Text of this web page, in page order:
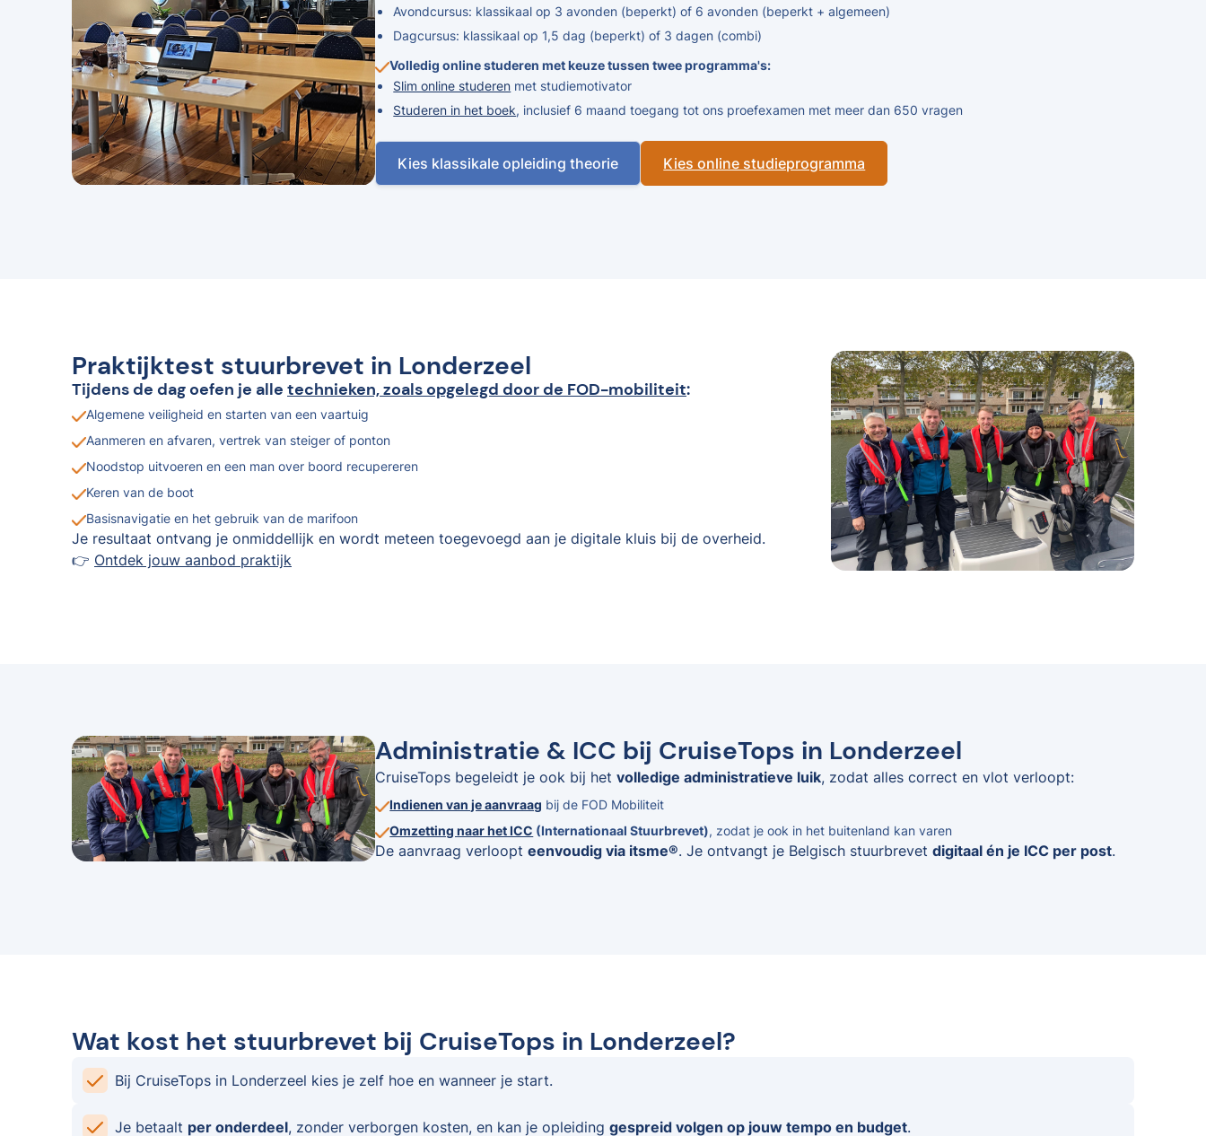
Avondcursus: klassikaal op 3 avonden (beperkt) of 6 avonden (beperkt + algemeen)
Dagcursus: klassikaal op 1,5 dag (beperkt) of 3 dagen (combi)
Volledig online studeren met keuze tussen twee programma's:
Slim online studeren met studiemotivator
Studeren in het boek, inclusief 6 maand toegang tot ons proefexamen met meer dan 650 vragen
Kies klassikale opleiding theorie Kies online studieprogramma
Praktijktest stuurbrevet in Londerzeel
Tijdens de dag oefen je alle technieken, zoals opgelegd door de FOD-mobiliteit:
Algemene veiligheid en starten van een vaartuig
Aanmeren en afvaren, vertrek van steiger of ponton
Noodstop uitvoeren en een man over boord recupereren
Keren van de boot
Basisnavigatie en het gebruik van de marifoon
Je resultaat ontvang je onmiddellijk en wordt meteen toegevoegd aan je digitale kluis bij de overheid.
👉 Ontdek jouw aanbod praktijk
Administratie & ICC bij CruiseTops in Londerzeel
CruiseTops begeleidt je ook bij hetvolledige administratieve luik, zodat alles correct en vlot verloopt:
Indienen van je aanvraag bij de FOD Mobiliteit
Omzetting naar het ICC (Internationaal Stuurbrevet), zodat je ook in het buitenland kan varen
De aanvraag verloopteenvoudig via itsme®. Je ontvangt je Belgisch stuurbrevetdigitaal én je ICC per post.
Wat kost het stuurbrevet bij CruiseTops in Londerzeel?
Bij CruiseTops in Londerzeel kies je zelf hoe en wanneer je start.
Je betaalt per onderdeel, zonder verborgen kosten, en kan je opleiding gespreid volgen op jouw tempo en budget.